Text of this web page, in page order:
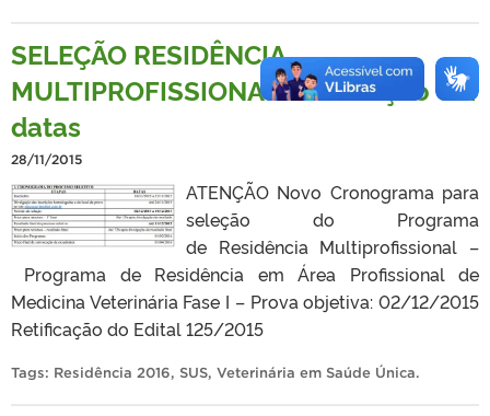
SELEÇÃO RESIDÊNCIA
MULTIPROFISSIONAL – Alteração em
datas
28/11/2015
ATENÇÃO Novo Cronograma para
seleção do Programa
de Residência Multiprofissional –
Programa de Residência em Área Profissional de
Medicina Veterinária Fase I – Prova objetiva: 02/12/2015
Retificação do Edital 125/2015
Tags: Residência 2016, SUS, Veterinária em Saúde Única.